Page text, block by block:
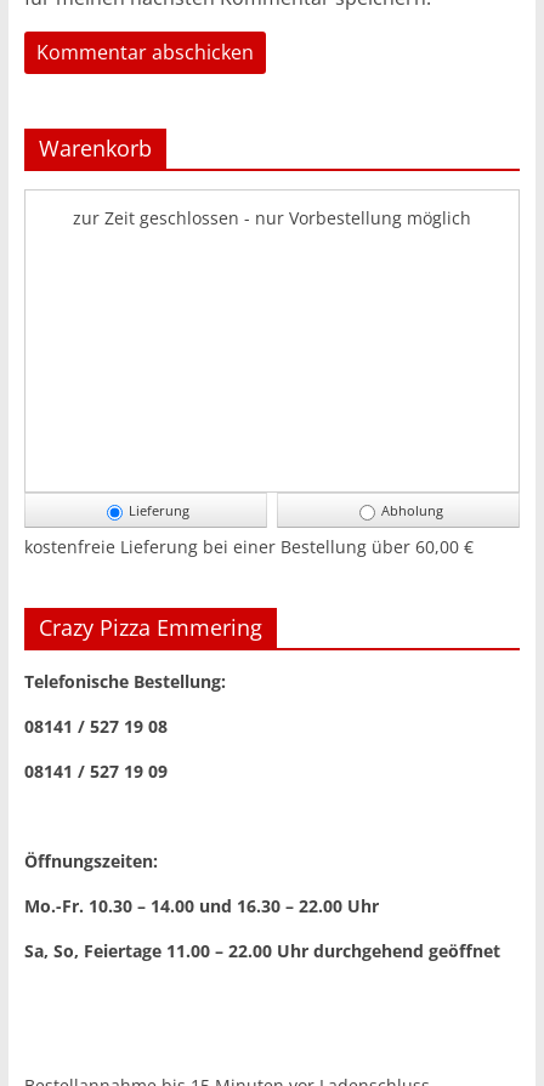
Warenkorb
zur Zeit geschlossen - nur Vorbestellung möglich
Lieferung Abholung
kostenfreie Lieferung bei einer Bestellung über 60,00 €
Crazy Pizza Emmering
Telefonische Bestellung:
08141 / 527 19 08
08141 / 527 19 09
Öffnungszeiten:
Mo.-Fr. 10.30 – 14.00 und 16.30 – 22.00 Uhr
Sa, So, Feiertage 11.00 – 22.00 Uhr durchgehend geöffnet